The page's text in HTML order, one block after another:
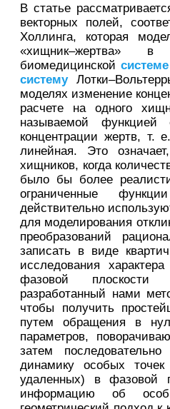
В статье
векторных полей,
Холлинга, которая
«хищник–жертва»
биомедицинскойсистеме
систему
моделях изменение
расчете на одного
называемой функцией
концентрации жертв, т.
линейная. Это
хищников, когда
было бы более
ограниченные
действительно
для моделирования
преобразований
записать в виде
исследования
фазовой
разработанный нами
чтобы получить
путем обращения в
параметров,
затем
динамику особых
удаленных) в фазовой
информацию об